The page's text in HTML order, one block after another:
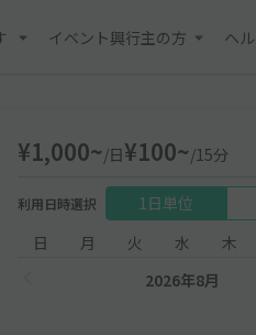
イベント興行主の方 ヘ
¥1,000~/日¥100~/15分
利用日時選択 1日単位
日
月 火 水 木
2026年8月